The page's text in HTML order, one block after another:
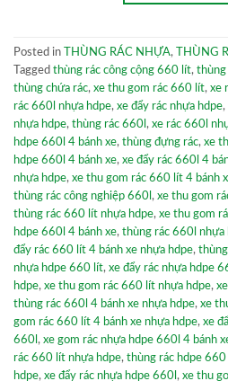
Posted in THÙNG RÁC NHỰA, THÙNG
Tagged thùng rác công cộng 660 lít, thùng
thùng chứa rác, xe thu gom rác 660 lít, xe
rác 660l nhựa hdpe, xe đẩy rác nhựa hdpe,
nhựa hdpe, thùng rác 660l , xe rác 660l
hdpe 660l 4 bánh xe, thùng đựng rác, xe
hdpe 660l 4 bánh xe, xe đẩy rác 660l 4
nhựa hdpe, xe thu gom rác 660 lít 4 bánh
thùng rác công nghiệp 660l , xe thu gom
thùng rác 660 lít nhựa hdpe, xe thu gom
hdpe 660l 4 bánh xe, thùng rác 660l nhựa
đẩy rác 660 lít 4 bánh xe nhựa hdpe,
nhựa hdpe 660 lít, xe đẩy rác nhựa hdpe
hdpe, xe thu gom rác 660 lít nhựa hdpe,
thùng rác 660l 4 bánh xe nhựa hdpe, xe
gom rác 660 lít 4 bánh xe nhựa hdpe, xe
660l , xe gom rác nhựa hdpe 660l 4 bánh
rác 660 lít nhựa hdpe, thùng rác hdpe 660
hdpe, xe đẩy rác nhựa hdpe 660l , xe thu